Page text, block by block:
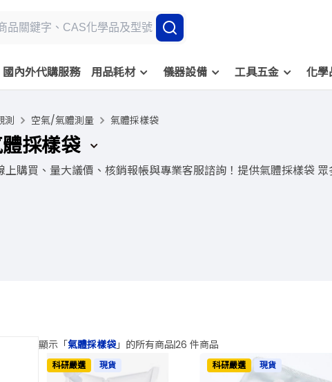
國內外代購服務 用品耗材 儀器設備 工具五金 化學
測 空氣/氣體測量 氣體採樣袋
採樣袋
上購買、量大議價、核銷報帳與專業客服諮詢！提供氣體採樣袋
顯示「氣體採樣袋」的所有商品26 件商品
科研嚴選 現貨 科研嚴選 現貨